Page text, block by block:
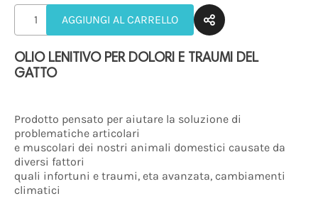
AGGIUNGI AL CARRELLO
OLIO LENITIVO PER DOLORI E TRAUMI DEL
GATTO
Prodotto pensato per aiutare la soluzione di
problematiche articolari
e muscolari dei nostri animali domestici causate da
diversi fattori
quali infortuni e traumi, eta avanzata, cambiamenti
climatici